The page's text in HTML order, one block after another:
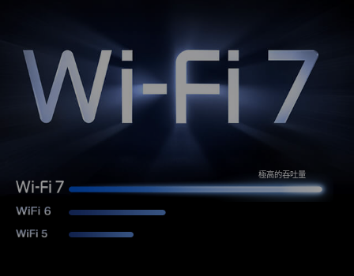
極高的吞吐量